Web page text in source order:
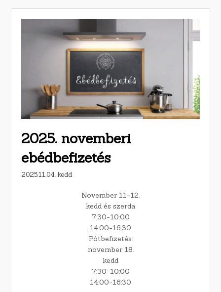
2025. novemberi
ebédbefizetés
2025.11.04. kedd
November 11-12.
kedd és szerda
7:30-10:00
14:00-16:30
Pótbefizetés:
november 18.
kedd
7:30-10:00
14:00-16:30